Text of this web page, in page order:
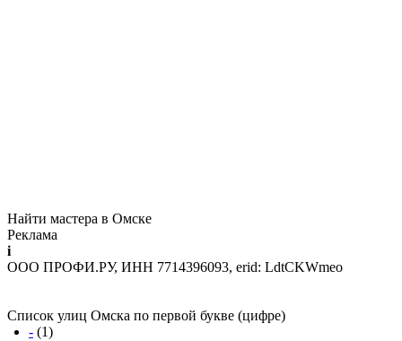
Найти мастера в Омске
Реклама
i
ООО ПРОФИ.РУ, ИНН 7714396093, erid: LdtCKWmeo
Список улиц Омска по первой букве (цифре)
- (1)